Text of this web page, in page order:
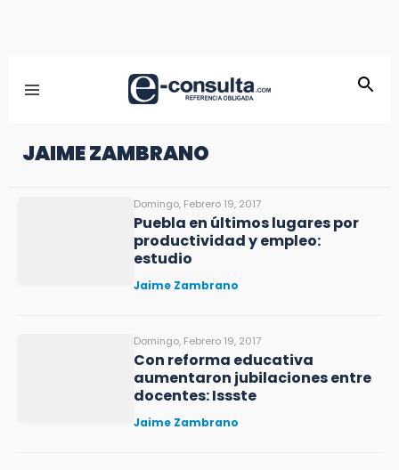
JAIME ZAMBRANO
Domingo, Febrero 19, 2017
Puebla en últimos lugares por
productividad y empleo:
estudio
Jaime Zambrano
Domingo, Febrero 19, 2017
Con reforma educativa
aumentaron jubilaciones entre
docentes: Issste
Jaime Zambrano